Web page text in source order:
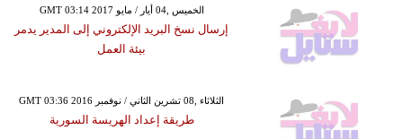
GMT 03:14 2017 الخميس ,04 أيار / مايو
إرسال نسخ البريد الإلكتروني إلى المدير يدمر
بيئة العمل
GMT 03:36 2016 الثلاثاء ,08 تشرين الثاني / نوفمبر
طريقة إعداد الهريسة السورية